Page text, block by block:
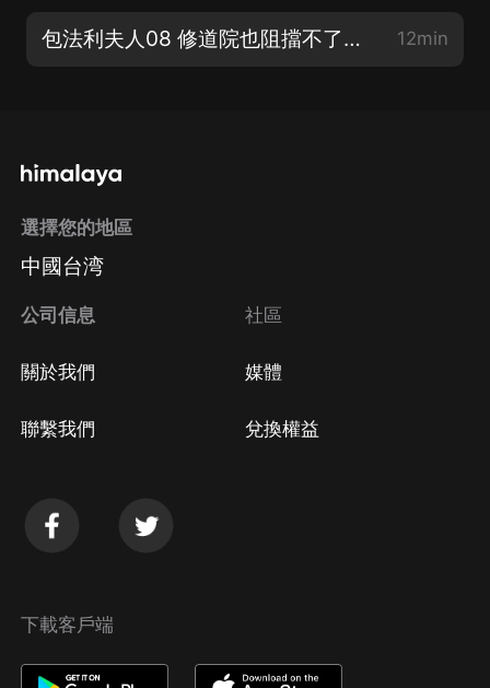
包法利夫人08 修道院也阻擋不了童年的叛逆與幻想 12min
選擇您的地區
中國台湾
公司信息
關於我們
聯繫我們
社區
媒體
兌換權益
下載客戶端